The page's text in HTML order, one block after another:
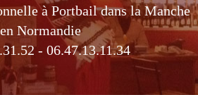
à Portbail dans la Manche
en Normandie
- 06.47.13.11.34